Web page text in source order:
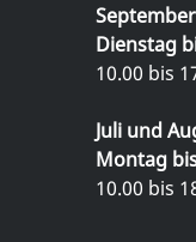
Dienstag
10.00 bis
Juli und
Montag
10.00 bis